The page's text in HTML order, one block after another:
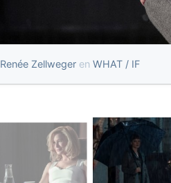
Renée Zellweger en WHAT / IF